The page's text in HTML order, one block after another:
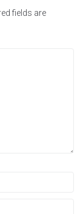
fields are